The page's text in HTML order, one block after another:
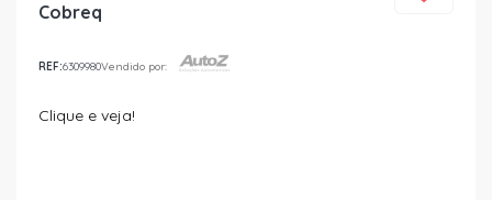
Cobreq
REF:6309980Vendido por:
Clique e veja!